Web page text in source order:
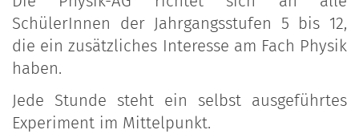
SchülerInnen der Jahrgangsstufen 5 bis 12,
die ein zusätzliches Interesse am Fach Physik
haben.
Jede Stunde steht ein selbst ausgeführtes
Experiment im Mittelpunkt.